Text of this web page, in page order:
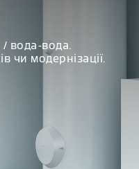
/ вода-вода.
чи модернізації.